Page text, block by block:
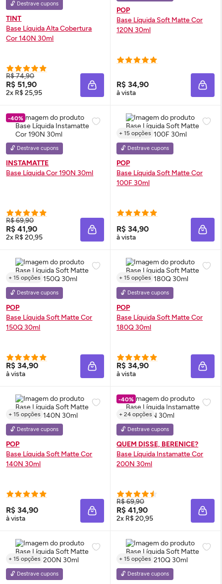
🔓 Destrave cupons
TINT
Base Líquida Alta Cobertura
Cor 140N 30ml
R$ 74,90
R$ 51,90
2x R$ 25,95 ADICIONAR À SACOLA
POP
Base Líquida Soft Matte Cor
120N 30ml
R$ 34,90
à vista
-40%
🔓 Destrave cupons
INSTAMATTE
Base Líquida Cor 190N 30ml
R$ 69,90
R$ 41,90
2x R$ 20,95 ADICIONAR À SACOLA
+ 15 opções
🔓 Destrave cupons
POP
Base Líquida Soft Matte Cor
100F 30ml
R$ 34,90
à vista
+ 15 opções
🔓 Destrave cupons
POP
Base Líquida Soft Matte Cor
150Q 30ml
R$ 34,90
à vista ADICIONAR À SACOLA
+ 15 opções
🔓 Destrave cupons
POP
Base Líquida Soft Matte Cor
180Q 30ml
R$ 34,90
à vista
+ 15 opções
🔓 Destrave cupons
POP
Base Líquida Soft Matte Cor
140N 30ml
R$ 34,90
à vista ADICIONAR À SACOLA
-40%
+ 24 opções
🔓 Destrave cupons
QUEM DISSE, BERENICE?
Base Líquida Instamatte Cor
200N 30ml
R$ 69,90
R$ 41,90
2x R$ 20,95
+ 15 opções
🔓 Destrave cupons
+ 15 opções
🔓 Destrave cupons